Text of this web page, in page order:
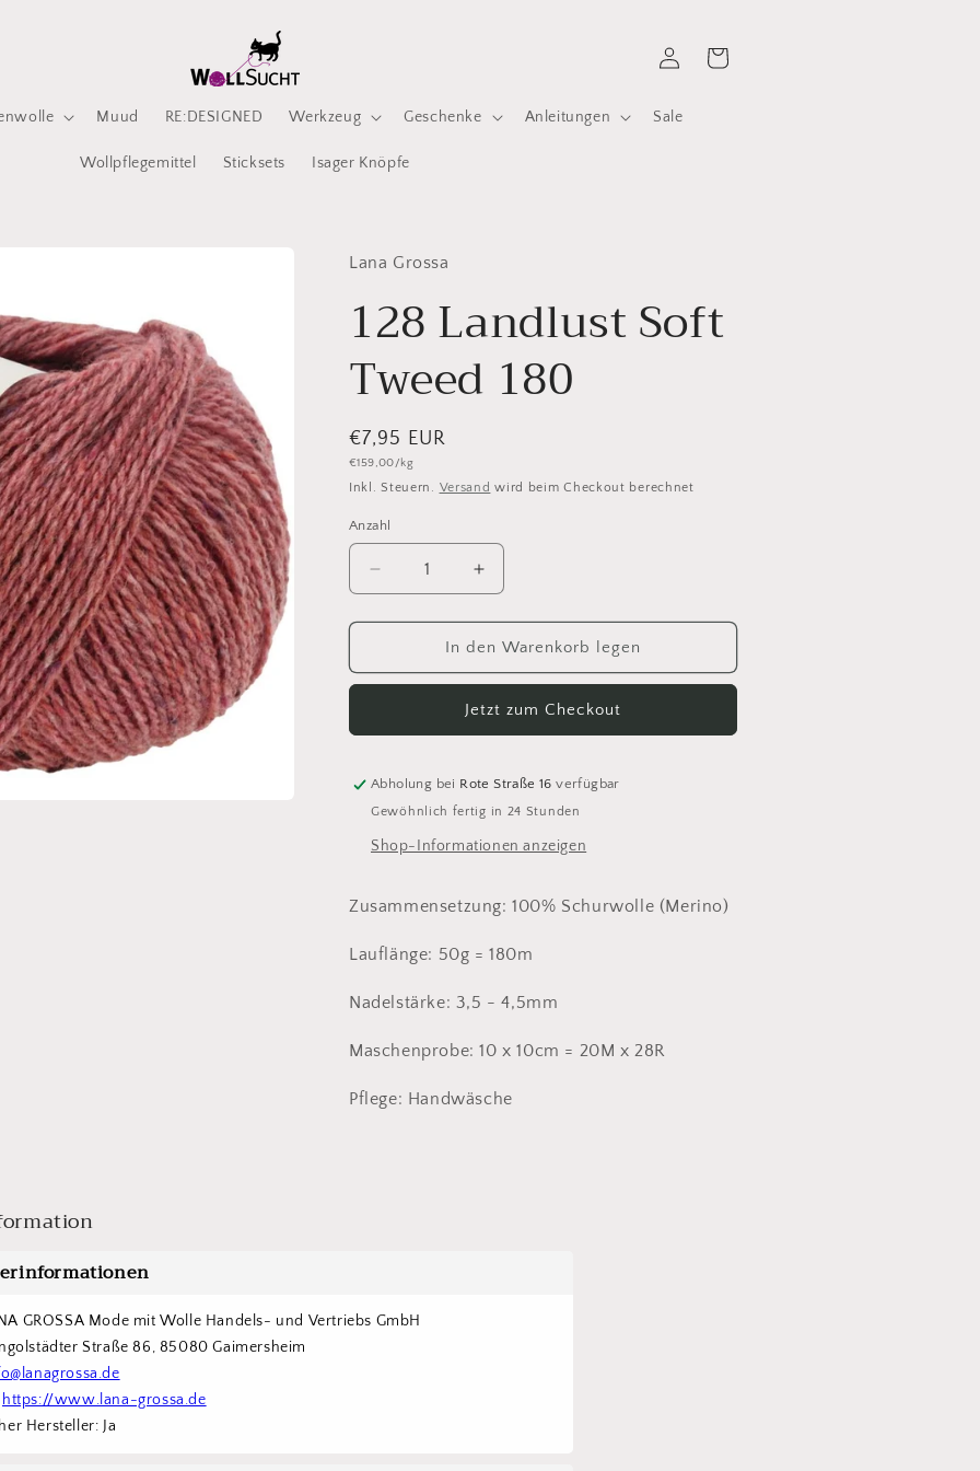
Muud RE:DESIGNED Werkzeug Geschenke Anleitungen Sale
Wollpflegemittel Sticksets Isager Knöpfe
EinloggenWarenkorb
Lana Grossa
128 Landlust Soft
Tweed 180
Normaler
Preis
€7,95 EUR
Grundpreis
€159,00/kg
Inkl. Steuern. Versand wird beim Checkout berechnet
Anzahl
Anzahl
Verringere
die
Menge
128
Tweed
Erhöhe
die
Menge
für
128
Soft
Tweed
In den Warenkorb legen
Jetzt zum Checkout
Abholung bei Rote Straße 16 verfügbar
Gewöhnlich fertig in 24 Stunden
Shop-Informationen anzeigen
Zusammensetzung: 100% Schurwolle (Merino)
Lauflänge: 50g = 180m
Nadelstärke: 3,5 - 4,5mm
Maschenprobe: 10 x 10cm = 20M x 28R
Pflege: Handwäsche
GROSSA Mode mit Wolle Handels- und Vertriebs GmbH
Straße 86, 85080 Gaimersheim
https://www.lana-grossa.de
Hersteller: Ja